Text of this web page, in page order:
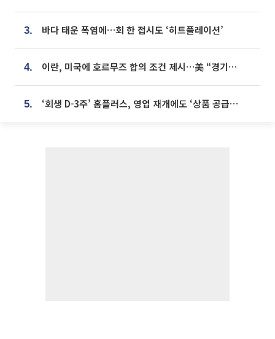
3. 바다 태운 폭염에…회 한 접시도 ‘히트플레이션’
4. 이란, 미국에 호르무즈 합의 조건 제시…美 “경기 아직 안 끝나” [종합]
5. ‘회생 D-3주’ 홈플러스, 영업 재개에도 ‘상품 공급망’ 복구가 생존 관건